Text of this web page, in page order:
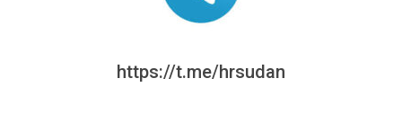
https://t.me/hrsudan